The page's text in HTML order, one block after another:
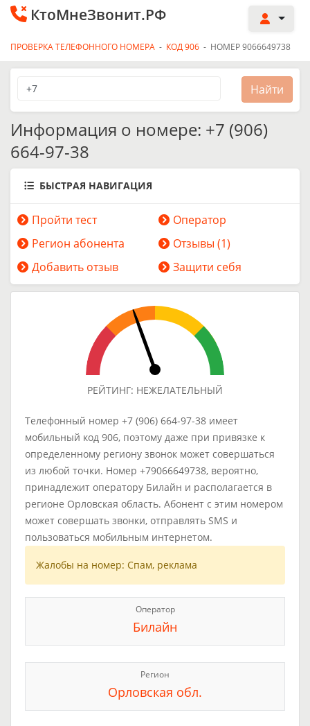
КтоМнеЗвонит.РФ
ПРОВЕРКА ТЕЛЕФОННОГО НОМЕРА - КОД 906 - НОМЕР 9066649738
Информация о номере: +7 (906)
664-97-38
БЫСТРАЯ НАВИГАЦИЯ
Пройти тест
Оператор
Регион абонента
Отзывы (1)
Добавить отзыв
Защити себя
РЕЙТИНГ: НЕЖЕЛАТЕЛЬНЫЙ
Телефонный номер +7 (906) 664-97-38 имеет
мобильный код 906, поэтому даже при привязке к
определенному региону звонок может совершаться
из любой точки. Номер +79066649738, вероятно,
принадлежит оператору Билайн и располагается в
регионе Орловская область. Абонент с этим номером
может совершать звонки, отправлять SMS и
пользоваться мобильным интернетом.
Жалобы на номер: Спам, реклама
Оператор
Билайн
Регион
Орловская обл.